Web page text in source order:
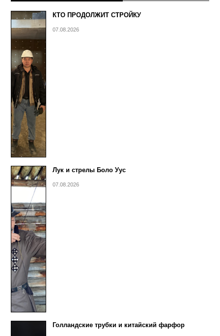
КТО ПРОДОЛЖИТ СТРОЙКУ
07.08.2026
Лук и стрелы Боло Уус
07.08.2026
Голландские трубки и китайский фарфор